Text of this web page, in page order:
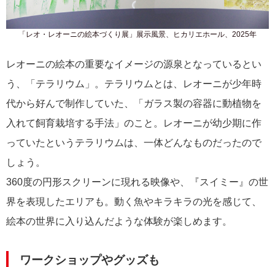
「レオ・レオーニの絵本づくり展」展示風景、ヒカリエホール、2025年
レオーニの絵本の重要なイメージの源泉となっているとい
う、「テラリウム」。テラリウムとは、レオーニが少年時
代から好んで制作していた、「ガラス製の容器に動植物を
入れて飼育栽培する手法」のこと。レオーニが幼少期に作
っていたというテラリウムは、一体どんなものだったので
しょう。
360度の円形スクリーンに現れる映像や、『スイミー』の世
界を表現したエリアも。動く魚やキラキラの光を感じて、
絵本の世界に入り込んだような体験が楽しめます。
ワークショップやグッズも